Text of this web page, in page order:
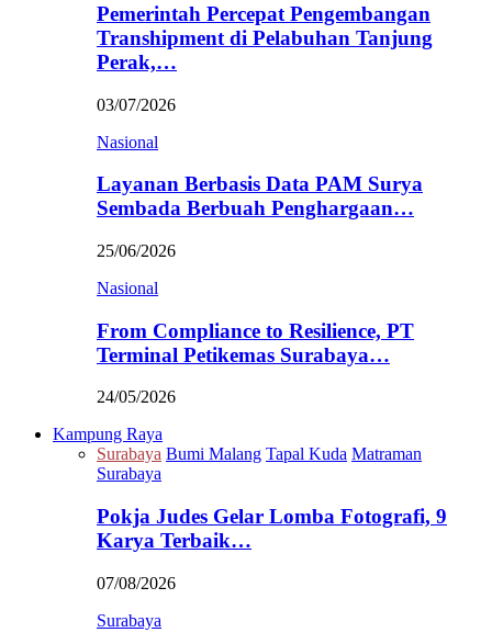
Pemerintah Percepat Pengembangan
Transhipment di Pelabuhan Tanjung
Perak,…
03/07/2026
Nasional
Layanan Berbasis Data PAM Surya
Sembada Berbuah Penghargaan…
25/06/2026
Nasional
From Compliance to Resilience, PT
Terminal Petikemas Surabaya…
24/05/2026
Kampung Raya
Surabaya Bumi Malang Tapal Kuda Matraman
Surabaya
Pokja Judes Gelar Lomba Fotografi, 9
Karya Terbaik…
07/08/2026
Surabaya